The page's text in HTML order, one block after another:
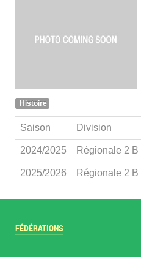
Histoire
Saison Division
2024/2025 Régionale 2 B
2025/2026 Régionale 2 B
FÉDÉRATIONS